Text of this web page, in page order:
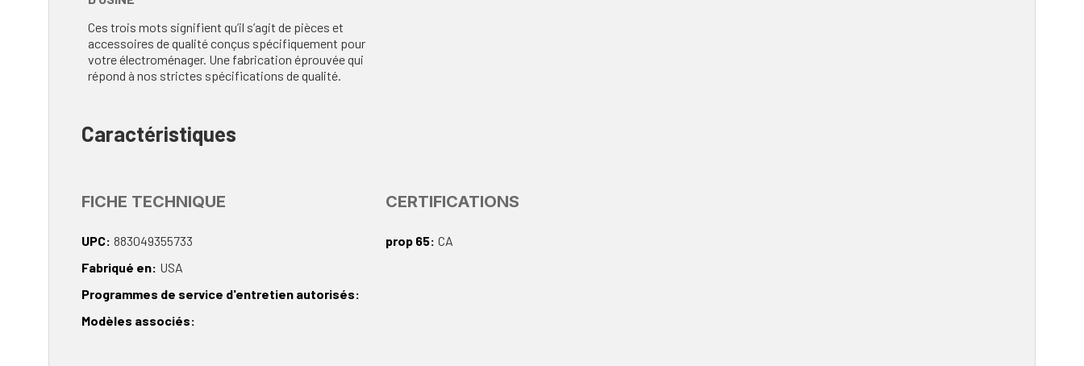
Ces trois mots signifient qu’il s’agit de pièces et
accessoires de qualité conçus spécifiquement pour
votre électroménager. Une fabrication éprouvée qui
répond à nos strictes spécifications de qualité.
Caractéristiques
FICHE TECHNIQUE
UPC 883049355733
Fabriqué en USA
Programmes de service d'entretien autorisés
Modèles associés
CERTIFICATIONS
prop 65 CA